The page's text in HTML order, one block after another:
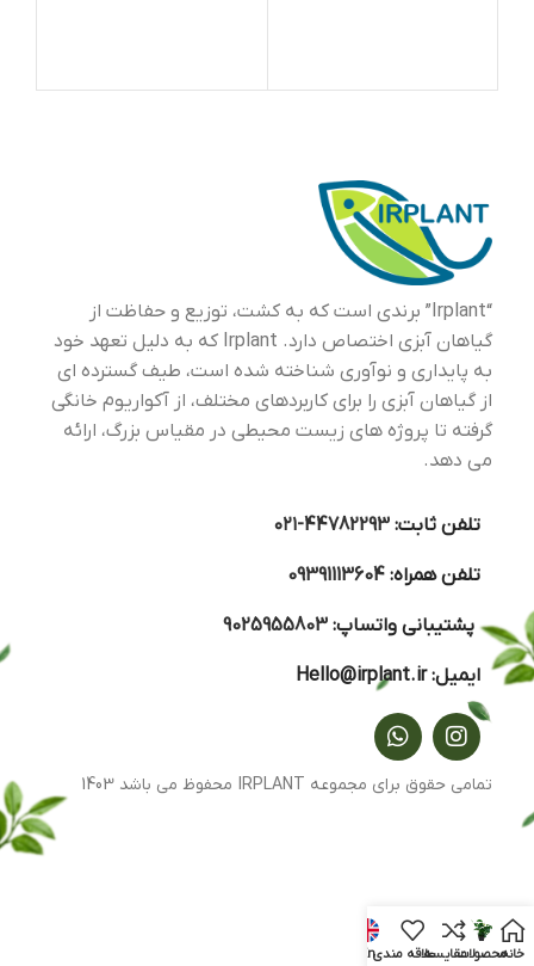
“Irplant” برندی است که به کشت، توزیع و حفاظت از
گیاهان آبزی اختصاص دارد. Irplant که به دلیل تعهد خود
به پایداری و نوآوری شناخته شده است، طیف گسترده ای
از گیاهان آبزی را برای کاربردهای مختلف، از آکواریوم خانگی
گرفته تا پروژه های زیست محیطی در مقیاس بزرگ، ارائه
می دهد.
تلفن ثابت:44782293-۰۲۱
تلفن همراه:09391113604
پشتیبانی واتساپ:9025955803
ایمیل:Hello@irplant.ir
تمامی حقوق برای مجموعه IRPLANT محفوظ می باشد 1403
خانهمحصولاتمقایسهعلاقه مندیEn